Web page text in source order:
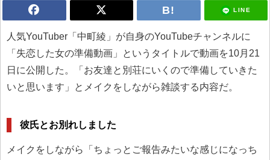
LINE
人気YouTuber「中町綾」が自身のYouTubeチャンネルに
「失恋した女の準備動画」というタイトルで動画を10月21
日に公開した。「お友達と別荘にいくので準備していきた
いと思います」とメイクをしながら雑談する内容だ。
彼氏とお別れしました
メイクをしながら「ちょっとご報告みたいな感じになっち